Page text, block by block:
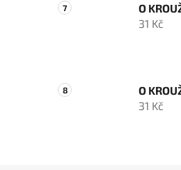
O
31 Kč
O
31 Kč